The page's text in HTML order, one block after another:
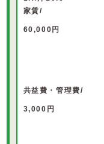
家賃/
60,000円
共益費・管理費/
3,000円